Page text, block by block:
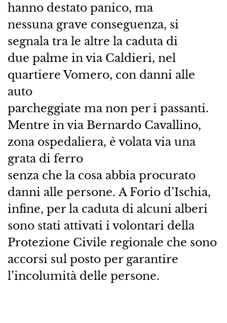
hanno destato panico, ma
nessuna grave conseguenza, si
segnala tra le altre la caduta di
due palme in via Caldieri, nel
quartiere Vomero, con danni alle
auto
parcheggiate ma non per i passanti.
Mentre in via Bernardo Cavallino,
zona ospedaliera, è volata via una
grata di ferro
senza che la cosa abbia procurato
danni alle persone. A Forio d’Ischia,
infine, per la caduta di alcuni alberi
sono stati attivati i volontari della
Protezione Civile regionale che sono
accorsi sul posto per garantire
l’incolumità delle persone.